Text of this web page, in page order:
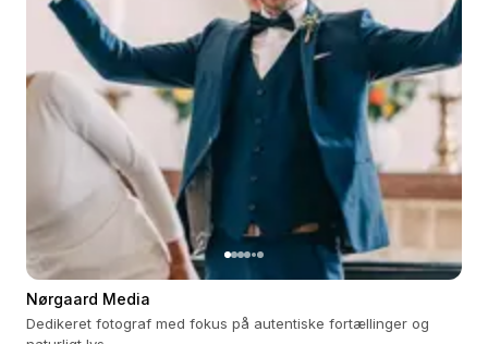
Nørgaard Media
Dedikeret fotograf med fokus på autentiske fortællinger og